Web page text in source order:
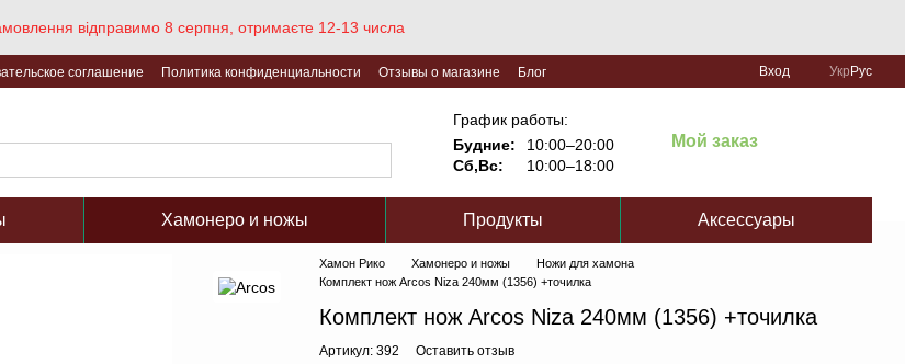
відправимо 8 серпня, отримаєте 12-13 числа
соглашение Политика конфиденциальности Отзывы о магазине Блог Вход Укр Рус
График работы:
Будние:
10:00–20:00
Сб,Вс:
10:00–18:00
Мой заказ
Хамонеро и ножы Продукты Аксессуары
Хамон Рико Хамонеро и ножы
Ножи для хамона
Комплект нож Arcos Niza 240мм (1356) +точилка
Комплект нож Arcos Niza 240мм (1356) +точилка
Артикул: 392 Оставить отзыв